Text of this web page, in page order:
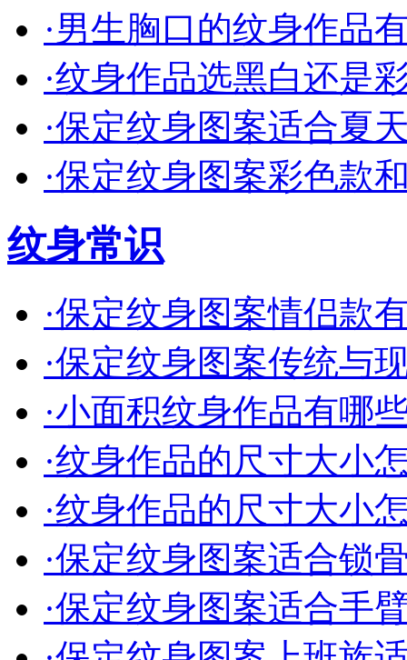
·男生胸口的纹身作品
·纹身作品选黑白还是
·保定纹身图案适合夏
·保定纹身图案彩色款
纹身常识
·保定纹身图案情侣款
·保定纹身图案传统与
·小面积纹身作品有哪
·纹身作品的尺寸大小
·纹身作品的尺寸大小
·保定纹身图案适合锁
·保定纹身图案适合手